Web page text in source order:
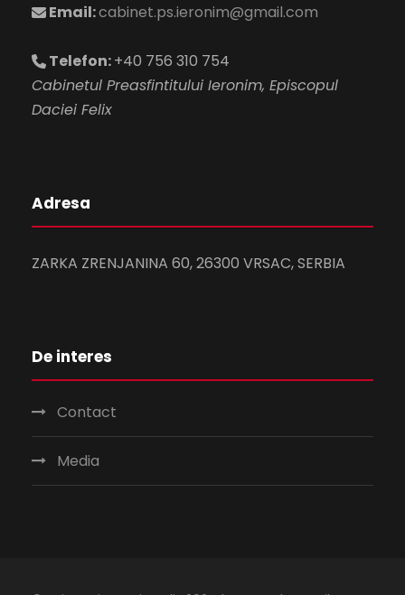
Email:cabinet.ps.ieronim@gmail.com
Telefon:+40 756 310 754
Cabinetul Preasfintitului Ieronim, Episcopul
Daciei Felix
Adresa
ZARKA ZRENJANINA 60, 26300 VRSAC, SERBIA
De interes
Contact
Media